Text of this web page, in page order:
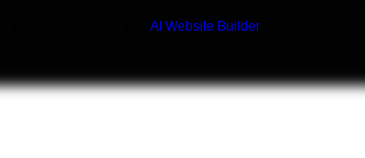
AI Website Builder